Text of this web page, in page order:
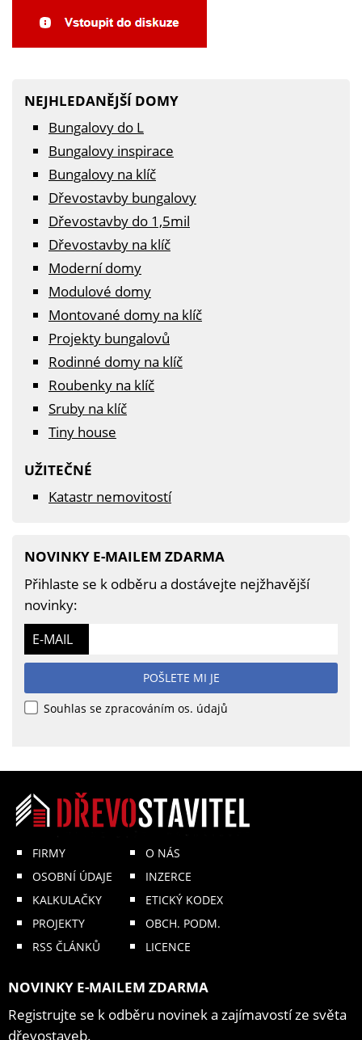
NEJHLEDANĚJŠÍ DOMY
Bungalovy do L
Bungalovy inspirace
Bungalovy na klíč
Dřevostavby bungalovy
Dřevostavby do 1,5mil
Dřevostavby na klíč
Moderní domy
Modulové domy
Montované domy na klíč
Projekty bungalovů
Rodinné domy na klíč
Roubenky na klíč
Sruby na klíč
Tiny house
UŽITEČNÉ
Katastr nemovitostí
NOVINKY E-MAILEM ZDARMA
Přihlaste se k odběru a dostávejte nejžhavější
novinky:
E-MAIL
POŠLETE MI JE
Souhlas se zpracováním os. údajů
FIRMY
OSOBNÍ ÚDAJE
KALKULAČKY
PROJEKTY
RSS ČLÁNKŮ
O NÁS
INZERCE
ETICKÝ KODEX
OBCH. PODM.
LICENCE
NOVINKY E-MAILEM ZDARMA
Registrujte se k odběru novinek a zajímavostí ze světa
dřevostaveb.